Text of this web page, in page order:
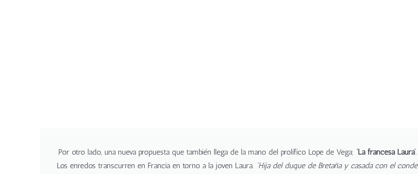
Por otro lado, una nueva propuesta que también llega de la mano del prolífico Lope de Vega; ‘La francesa Laura’.
Los enredos transcurren en Francia en torno a la joven Laura. “Hija del duque de Bretaña y casada con el conde